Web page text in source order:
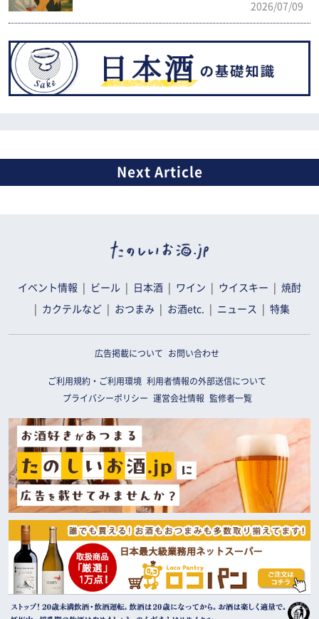
2026/07/09
イベント情報 ビール 日本酒 ワイン ウイスキー 焼酎
カクテルなど おつまみ お酒etc. ニュース 特集
広告掲載について お問い合わせ
ご利用規約・ご利用環境 利用者情報の外部送信について
プライバシーポリシー
運営会社情報 監修者一覧